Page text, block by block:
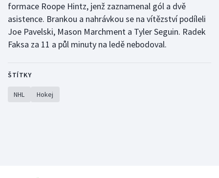
formace Roope Hintz, jenž zaznamenal gól a dvě
asistence. Brankou a nahrávkou se na vítězství podíleli
Joe Pavelski, Mason Marchment a Tyler Seguin. Radek
Faksa za 11 a půl minuty na ledě nebodoval.
ŠTÍTKY
NHL Hokej